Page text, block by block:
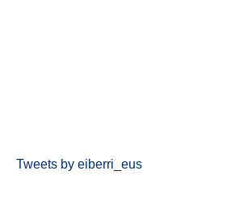
Tweets by eiberri_eus